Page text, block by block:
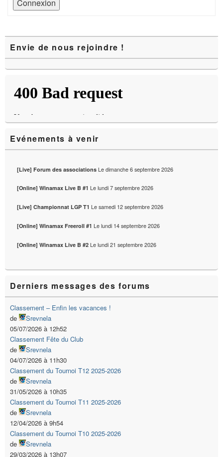
Connexion
principale
de
widget
barre
Envie de nous rejoindre !
Evénements à venir
[Live] Forum des associations Ledimanche 6 septembre 2026
[Online] Winamax Live B #1 Lelundi 7 septembre 2026
[Live] Championnat LGP T1 Lesamedi 12 septembre 2026
[Online] Winamax Freeroll #1 Lelundi 14 septembre 2026
[Online] Winamax Live B #2 Lelundi 21 septembre 2026
Derniers messages des forums
Classement – Enfin les vacances !
de
Srevnela
05/07/2026 à 12h52
Classement Fête du Club
de
Srevnela
04/07/2026 à 11h30
Classement du Tournoi T12 2025-2026
de
Srevnela
31/05/2026 à 10h35
Classement du Tournoi T11 2025-2026
de
Srevnela
12/04/2026 à 9h54
Classement du Tournoi T10 2025-2026
de
Srevnela
29/03/2026 à 13h07